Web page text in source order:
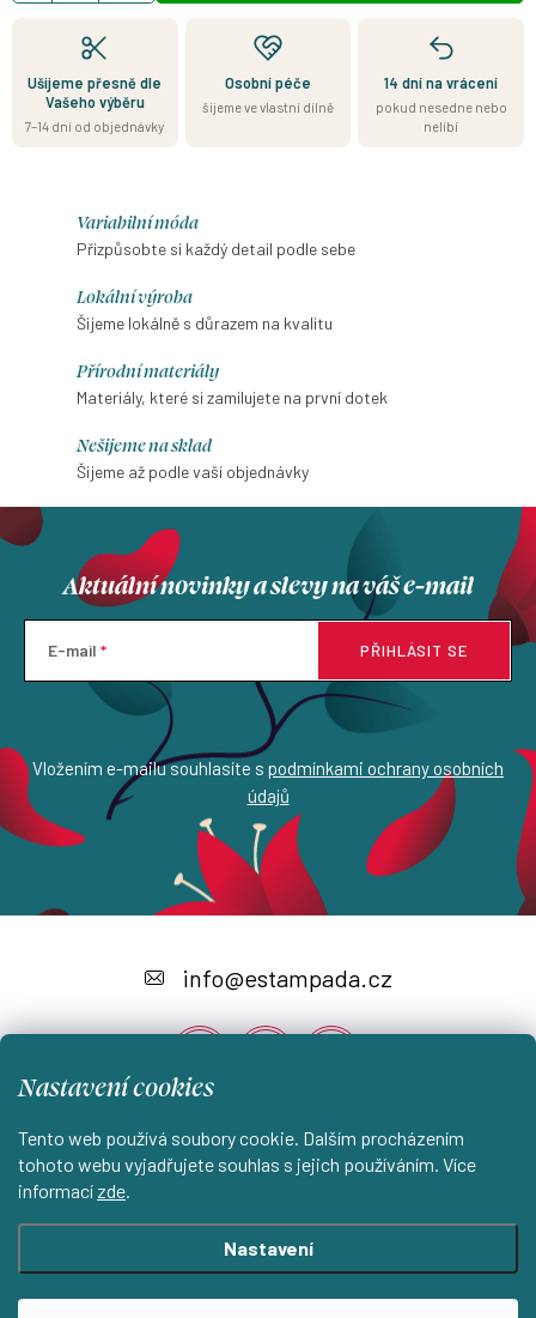
Nastavení cookies
Tento web používá soubory cookie. Dalším procházením
tohoto webu vyjadřujete souhlas s jejich používáním. Více
informací zde.
Nastavení
Ušijeme přesně dle
Vašeho výběru
7–14 dní od objednávky
Osobní péče
šijeme ve vlastní dílně
14 dní na vrácení
pokud nesedne nebo
nelíbí
Variabilní móda
Přizpůsobte si každý detail podle sebe
Lokální výroba
Šijeme lokálně s důrazem na kvalitu
Přírodní materiály
Materiály, které si zamilujete na první dotek
Nešijeme na sklad
Šijeme až podle vaší objednávky
Aktuální novinky a slevy na váš e-mail
E-mail
Vložením e-mailu souhlasíte s podmínkami ochrany osobních
údajů
PŘIHLÁSIT SE
p
a
Instagram
info@estampada.cz
Shoptet.cz KantorStudio.cz